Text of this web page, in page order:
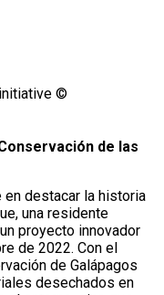
©
de las
en destacar la historia
una residente
proyecto innovador
de 2022. Con el
de Galápagos
desechados en